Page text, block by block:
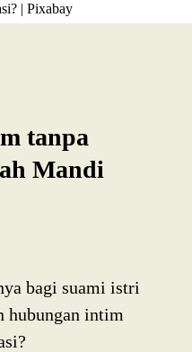
| Pixabay
tanpa
Mandi
bagi suami istri
hubungan intim